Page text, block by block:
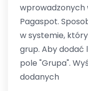
wprowadzonych
Pagaspot.
w systemie,
grup. Aby dodać
pole "Grupa".
dodanych